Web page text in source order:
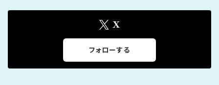
X
フォローする